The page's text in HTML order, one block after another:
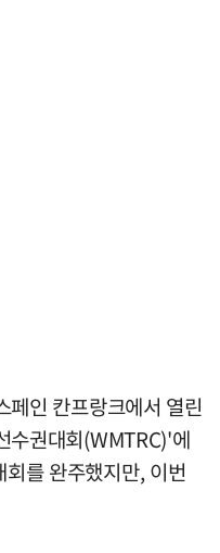
인 칸프랑크에서 열린
수권대회(WMTRC)'에
를 완주했지만, 이번